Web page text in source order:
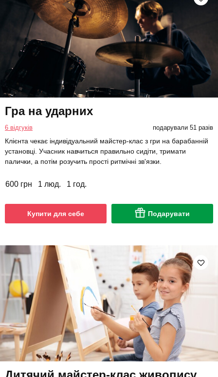
Гра на ударних
6 відгуків подарували 51 разів
Клієнта чекає індивідуальний майстер-клас з гри на барабанній
установці. Учасник навчиться правильно сидіти, тримати
палички, а потім розучить прості ритмічні зв'язки.
600 грн 1 люд. 1 год.
Купити для себе Подарувати